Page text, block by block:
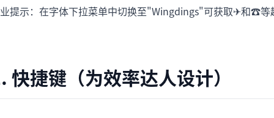
提示：在字体下拉菜单中切换至"Wingdings"可获取✈和☎等
快捷键（为效率达人设计）